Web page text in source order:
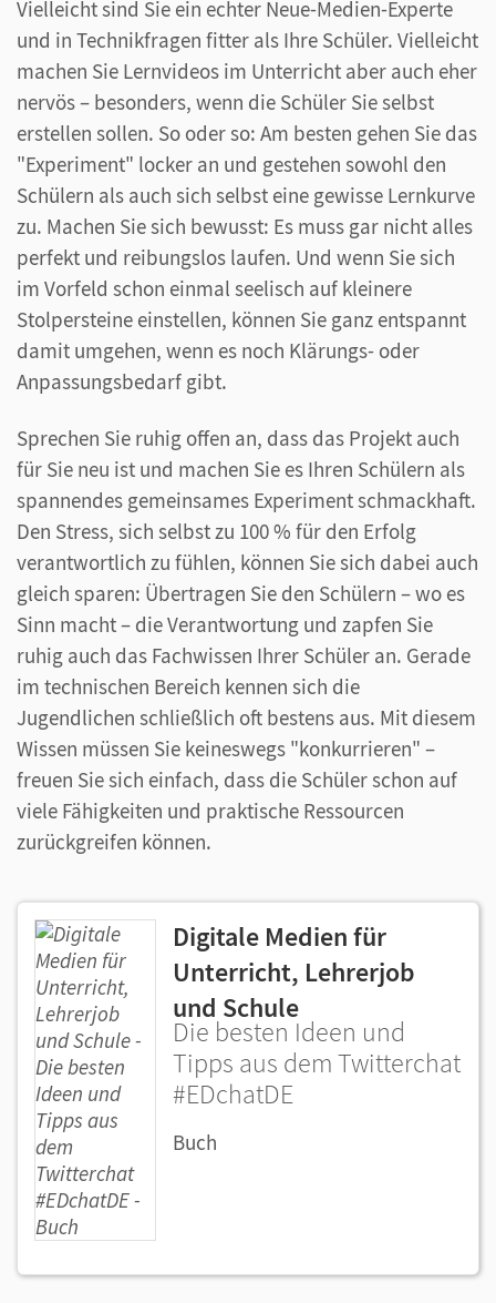
Vielleicht sind Sie ein echter Neue-Medien-Experte
und in Technikfragen fitter als Ihre Schüler. Vielleicht
machen Sie Lernvideos im Unterricht aber auch eher
nervös – besonders, wenn die Schüler Sie selbst
erstellen sollen. So oder so: Am besten gehen Sie das
"Experiment" locker an und gestehen sowohl den
Schülern als auch sich selbst eine gewisse Lernkurve
zu. Machen Sie sich bewusst: Es muss gar nicht alles
perfekt und reibungslos laufen. Und wenn Sie sich
im Vorfeld schon einmal seelisch auf kleinere
Stolpersteine einstellen, können Sie ganz entspannt
damit umgehen, wenn es noch Klärungs- oder
Anpassungsbedarf gibt.
Sprechen Sie ruhig offen an, dass das Projekt auch
für Sie neu ist und machen Sie es Ihren Schülern als
spannendes gemeinsames Experiment schmackhaft.
Den Stress, sich selbst zu 100 % für den Erfolg
verantwortlich zu fühlen, können Sie sich dabei auch
gleich sparen: Übertragen Sie den Schülern – wo es
Sinn macht – die Verantwortung und zapfen Sie
ruhig auch das Fachwissen Ihrer Schüler an. Gerade
im technischen Bereich kennen sich die
Jugendlichen schließlich oft bestens aus. Mit diesem
Wissen müssen Sie keineswegs "konkurrieren" –
freuen Sie sich einfach, dass die Schüler schon auf
viele Fähigkeiten und praktische Ressourcen
zurückgreifen können.
Digitale Medien für
Unterricht, Lehrerjob
und Schule
Die besten Ideen und
Tipps aus dem Twitterchat
#EDchatDE
Buch